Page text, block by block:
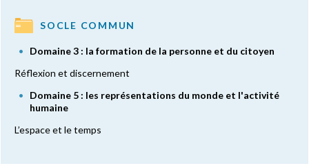
SOCLE COMMUN
Domaine 3 : la formation de la personne et du citoyen
Réflexion et discernement
Domaine 5 : les représentations du monde et l'activité
humaine
L’espace et le temps